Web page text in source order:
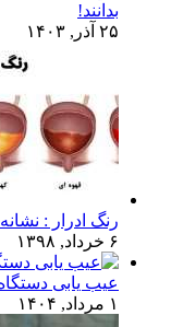
بدانند!
۲۵ آذر, ۱۴۰۳
رنگ ادرار :
۶ خرداد, ۱۳۹۸
عیب یابی
۱ مرداد, ۱۴۰۴